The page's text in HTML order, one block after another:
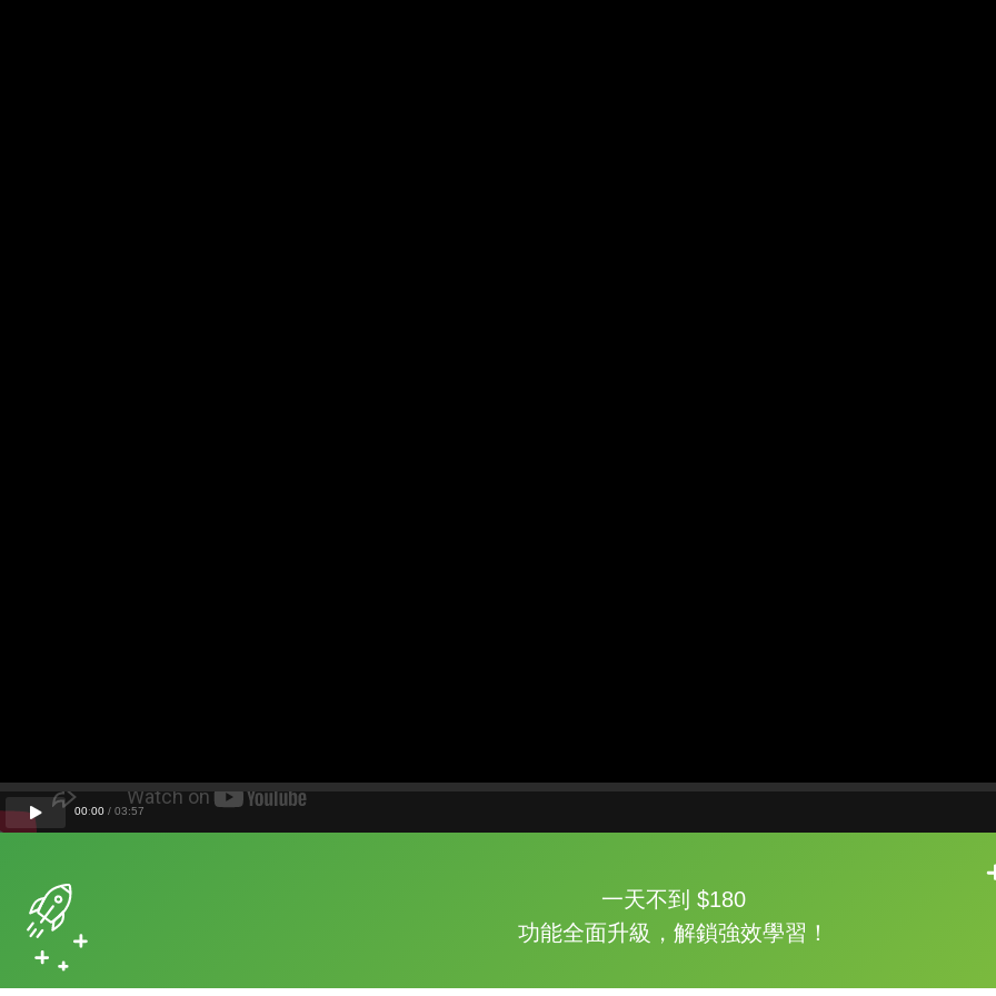
一天不到 $180
功能全面升級，解鎖強效學習！
的品牌故事
00:00 / 03:57